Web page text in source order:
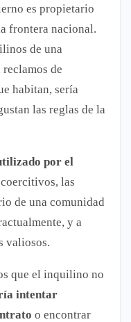
es propietario
frontera nacional.
de una
de
habitan, sería
las reglas de la
por el
coercitivos, las
de una comunidad
y a
valiosos.
que el inquilino no
intentar
o encontrar